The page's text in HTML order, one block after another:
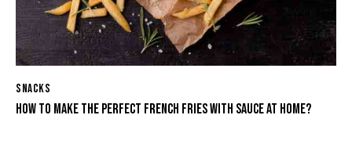
SNACKS
HOW TO MAKE THE PERFECT FRENCH FRIES WITH SAUCE AT HOME?